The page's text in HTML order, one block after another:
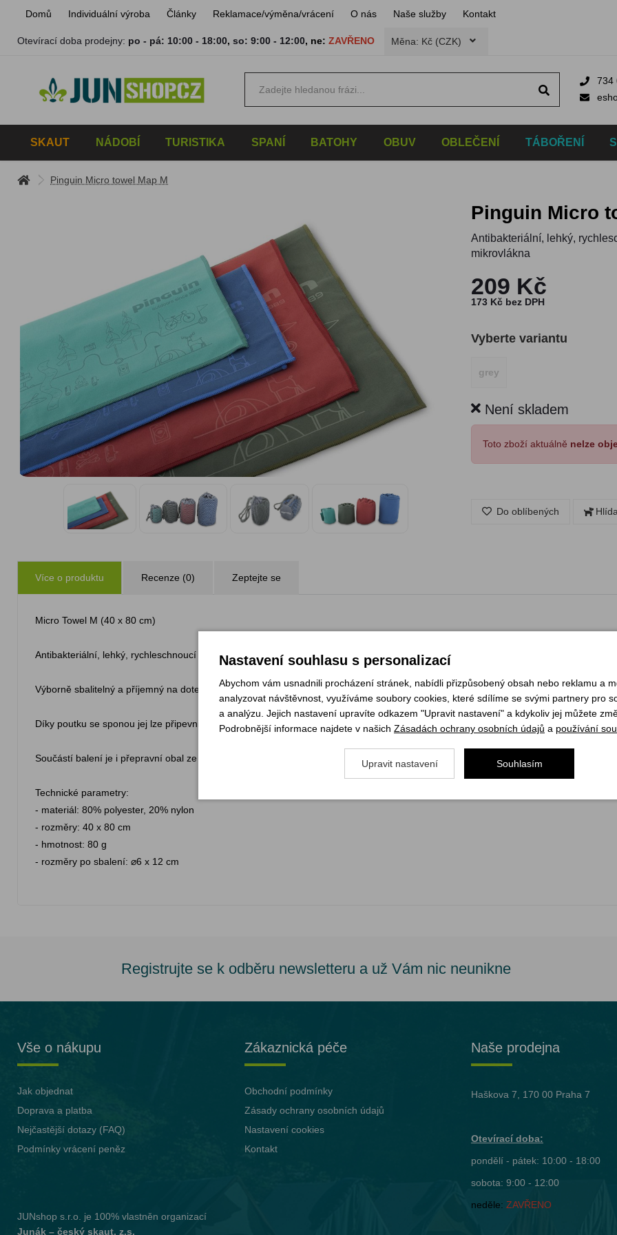
Domů Individuální výroba Články Reklamace/výměna/vrácení O nás Naše služby Kontakt
Otevírací doba prodejny: po - pá: 10:00 - 18:00,so: 9:00 - 12:00, ne: ZAVŘENO Měna: Kč (CZK)
734
SKAUT NÁDOBÍ TURISTIKA SPANÍ BATOHY OBUV OBLEČENÍ TÁBOŘENÍ
Pinguin Micro towel Map M
Pinguin Micro
Antibakteriální, lehký,
mikrovlákna
209 Kč
173 Kč bez DPH
Vyberte variantu
grey
Není skladem
Toto zboží aktuálně nelze
Do oblíbených
Více o produktu Recenze (0) Zeptejte se
Micro Towel M (40 x 80 cm)
Antibakteriální, lehký, rychleschnoucí ručník vyrobený z ultrajemného mikrovlákna.
Výborně sbalitelný a příjemný na dotek.
Díky poutku se sponou jej lze připevnit na batoh a sušit za pochodu.
Součástí balení je i přepravní obal ze síťoviny
Technické parametry:
- materiál: 80% polyester, 20% nylon
- rozměry: 40 x 80 cm
- hmotnost: 80 g
- rozměry po sbalení: ⌀6 x 12 cm
Registrujte se k odběru newsletteru a už Vám nic neunikne
Vše o nákupu
Jak objednat
Doprava a platba
Nejčastější dotazy (FAQ)
Podmínky vrácení peněz
JUNshop s.r.o.
je 100% vlastněn organizací
Junák – český skaut, z.s.
Zákaznická péče
Obchodní podmínky
Zásady ochrany osobních údajů
Nastavení cookies
Kontakt
Naše prodejna
Haškova 7, 170 00 Praha 7
Otevírací doba:
pondělí - pátek: 10:00 - 18:00
sobota: 9:00 - 12:00
neděle: ZAVŘENO
Nastavení souhlasu s personalizací
Abychom vám usnadnili procházení stránek, nabídli přizpůsobený obsah nebo reklamu a
analyzovat návštěvnost, využíváme soubory cookies, které sdílíme se svými partnery pro
a analýzu. Jejich nastavení upravíte odkazem "Upravit nastavení" a kdykoliv jej můžete
Podrobnější informace najdete v našich Zásadách ochrany osobních údajů a používání
Upravit nastavení Souhlasím